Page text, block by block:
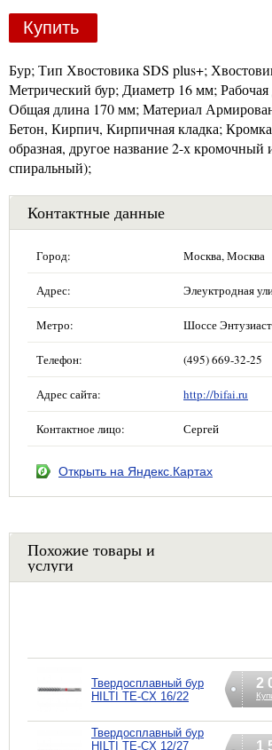
Купить
Бур; Тип Хвостовика SDS plus+;
Метрический бур; Диаметр 16 мм;
Общая длина 170 мм; Материал
Бетон, Кирпич, Кирпичная кладка;
образная, другое название 2-х кромочный
спиральный);
Контактные данные
Город: Москва, Москва
Адрес: Элеуктродная
Метро: Шоссе
Телефон: (495) 669-32-25
Адрес сайта: http://bifai.ru
Контактное лицо: Сергей
Открыть на Яндекс.Картах
Похожие товары и
услуги
Твердосплавный бур
HILTI TE-CX 16/22
2
Твердосплавный бур
HILTI TE-CX 12/27
1